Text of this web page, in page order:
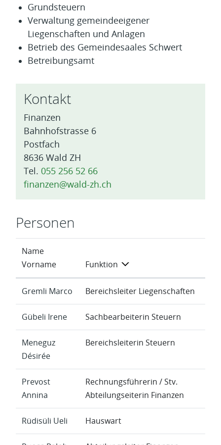
Grundsteuern
Verwaltung gemeindeeigener
Liegenschaften und Anlagen
Betrieb des Gemeindesaales Schwert
Betreibungsamt
Kontakt
Finanzen
Bahnhofstrasse 6
Postfach
8636 Wald ZH
Tel. 055 256 52 66
finanzen@wald-zh.ch
Personen
Name
Vorname
Funktion
Gremli Marco Bereichsleiter Liegenschaften
Gübeli Irene Sachbearbeiterin Steuern
Meneguz
Désirée
Bereichsleiterin Steuern
Prevost
Annina
Rechnungsführerin / Stv.
Abteilungseiterin Finanzen
Rüdisüli Ueli Hauswart